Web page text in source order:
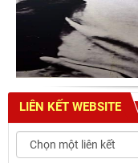
LIÊN KẾT WEBSITE